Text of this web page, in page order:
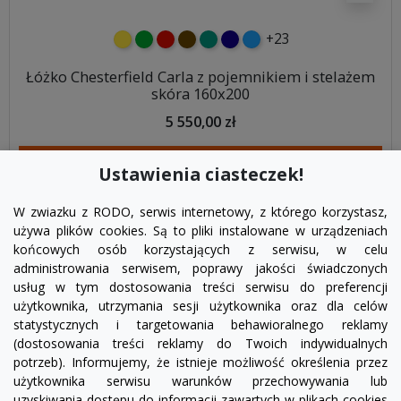
żółtyzielonyczerwony
czekoladowy
turkusowy
granatowy
niebieski
+23
Łóżko Chesterfield Carla z pojemnikiem i stelażem
skóra 160x200
5 550,00 zł
FacebookYouTubePinterest
Ustawienia ciasteczek!
W zwiazku z RODO, serwis internetowy, z którego korzystasz,
używa plików cookies. Są to pliki instalowane w urządzeniach
końcowych osób korzystających z serwisu, w celu
administrowania serwisem, poprawy jakości świadczonych
usług w tym dostosowania treści serwisu do preferencji
użytkownika, utrzymania sesji użytkownika oraz dla celów
statystycznych i targetowania behawioralnego reklamy
(dostosowania treści reklamy do Twoich indywidualnych
potrzeb). Informujemy, że istnieje możliwość określenia przez
użytkownika serwisu warunków przechowywania lub